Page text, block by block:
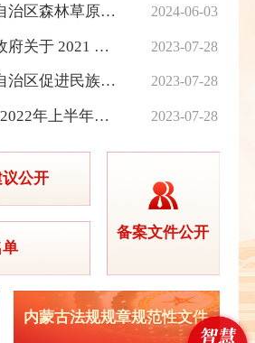
关于《内蒙古自治区森林草原防火条例》执法检查情况的报告 2024-06-03
关于《多伦县政府关于 2021 年度国有自然 资源资产管理情况报告》的审议意见 2023-07-28
关于《内蒙古自治区促进民族团结进步条例》执法检查情况的报告 2023-07-28
关于对“多伦县2022年上半年国民经济 和社会发展计划执行情况、2021年财政决算和2022年上半年财政预算执行情况、2021年本级财政预算和其他财政收支审计情况的报告” 的审议意见 2023-07-28
公开
备案文件公开
内蒙古法规规章规范性文件